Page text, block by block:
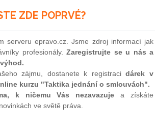
mechanismy, aby se
ze dne 19. června 2024, sp. zn.
čin zaměstnance ve vztahu ke
ZDE POPRVÉ?
serveru epravo.cz. Jsme zdroj informací jak
profesionály.Zaregistrujte se u nás a
zájmu, dostanete k registracidárek v
kurzu "Taktika jednání o smlouvách".
k ničemu Vás nezavazuje a získáte
ve světě práva.